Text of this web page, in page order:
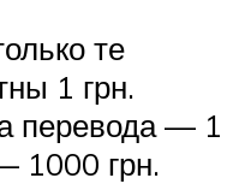
те
1 грн.
перевода — 1
1000 грн.